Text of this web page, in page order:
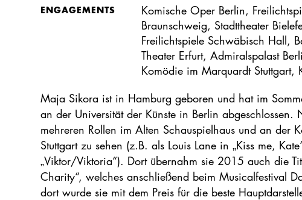
ENGAGEMENTS
Komische Oper Berlin,
Braunschweig, Stadttheater
Freilichtspiele Schwäbisch Hall,
Theater Erfurt, Admiralspalast
Komödie im Marquardt Stuttgart,
Maja Sikora ist in Hamburg geboren und hat im
an der Universität der Künste in Berlin
mehreren Rollen im Alten Schauspielhaus und an der
Stuttgart zu sehen (z.B. als Louis Lane in „Kiss me,
„Viktor/Viktoria“). Dort übernahm sie 2015 auch die
Charity“, welches anschließend beim Musicalfestival
dort wurde sie mit dem Preis für die beste